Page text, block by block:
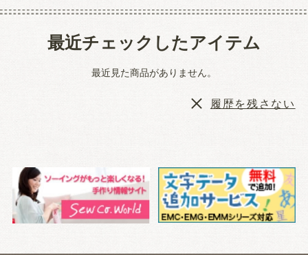
最近チェックしたアイテム
最近見た商品がありません。
履歴を残さない